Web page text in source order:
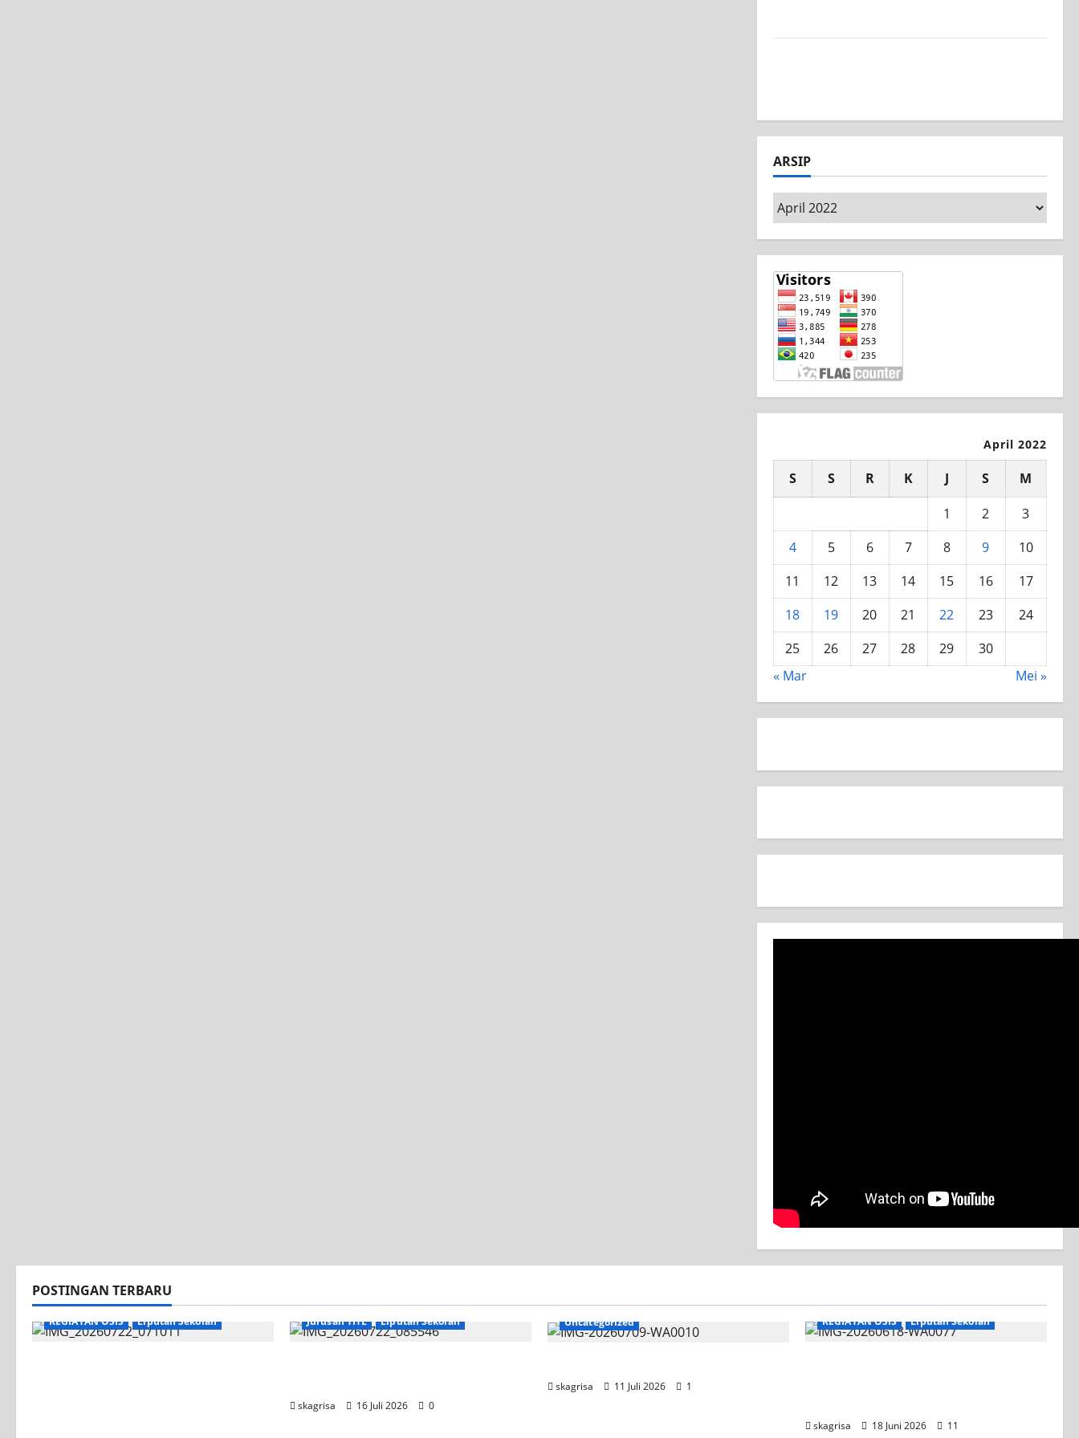
ARSIP
April 2022
S S R K J S
M
1
2
3
4
5 6 7 8 9
10
11
12 13 14 15 16
17
18
19 20 21 22 23
24
25
26 27 28 29
30
« Mar
Mei »
POSTINGAN TERBARU
KEGIATAN OSIS Liputan Sekolah Jurusan TITL Liputan Sekolah
skagrisa 16 Juli 2026 0
Uncategorized
skagrisa 11 Juli 2026 1
KEGIATAN OSIS Liputan Sekolah
skagrisa 18 Juni 2026 11